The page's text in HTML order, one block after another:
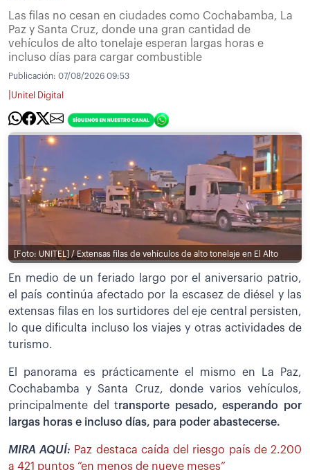
Las filas no cesan en ciudades como Cochabamba, La
Paz y Santa Cruz, donde una gran cantidad de
vehículos de alto tonelaje esperan largas horas e
incluso días para cargar combustible
Publicación: 07/08/2026 09:53
Unitel Digital
[Foto: UNITEL] / Extensas filas de vehículos de alto tonelaje en El Alto
En medio de un feriado largo por el aniversario patrio,
el país continúa afectado por la escasez de diésel y las
extensas filas en los surtidores del eje central persisten,
lo que dificulta incluso los viajes y otras actividades de
turismo.
El panorama es prácticamente el mismo en La Paz,
Cochabamba y Santa Cruz, donde varios vehículos,
principalmente del transporte pesado, esperando por
largas horas e incluso días, para poder abastecerse.
MIRA AQUÍ: Paz destaca caída del riesgo país de 2.200
a 421 puntos “en menos de nueve meses”